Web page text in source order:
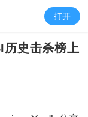
打开
史击杀榜上